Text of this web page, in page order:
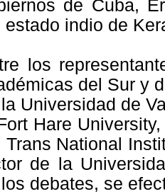
de Cuba,
estado indio de
los
del Sur y
Universidad de
Hare
Trans National
de la
debates, se